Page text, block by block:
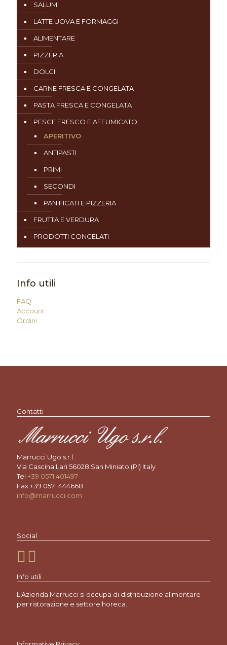
SALUMI
LATTE UOVA E FORMAGGI
ALIMENTARE
PIZZERIA
DOLCI
CARNE FRESCA E CONGELATA
PASTA FRESCA E CONGELATA
PESCE FRESCO E AFFUMICATO
APERITIVO
ANTIPASTI
PRIMI
SECONDI
PANIFICATI E PIZZERIA
FRUTTA E VERDURA
PRODOTTI CONGELATI
Info utili
FAQ
Account
Ordini
Contatti
Marrucci Ugo s.r.l.
Via Cascina Lari 56028 San Miniato (PI) Italy
Tel +39 0571 401497
Fax +39 0571 444668
info@marrucci.com
Social
Info utili
L'Azienda Marrucci si occupa di distribuzione alimentare
per ristorazione e settore horeca.